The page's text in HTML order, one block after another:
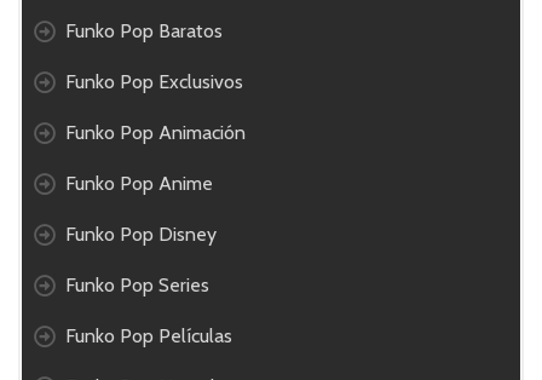
Funko Pop Baratos
Funko Pop Exclusivos
Funko Pop Animación
Funko Pop Anime
Funko Pop Disney
Funko Pop Series
Funko Pop Películas